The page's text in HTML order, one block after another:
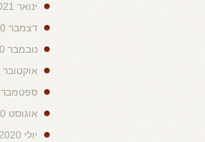
ינואר 2021
דצמבר 2020
נובמבר 2020
אוקטובר 2020
ספטמבר 2020
אוגוסט 2020
יולי 2020